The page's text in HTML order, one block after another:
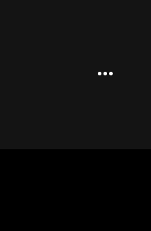
Sidebar